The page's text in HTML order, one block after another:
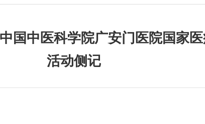
中医科学院广安门医院国家医
活动侧记